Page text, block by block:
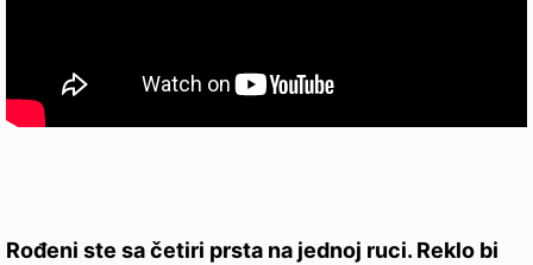
Rođeni ste sa četiri prsta na jednoj ruci. Reklo bi